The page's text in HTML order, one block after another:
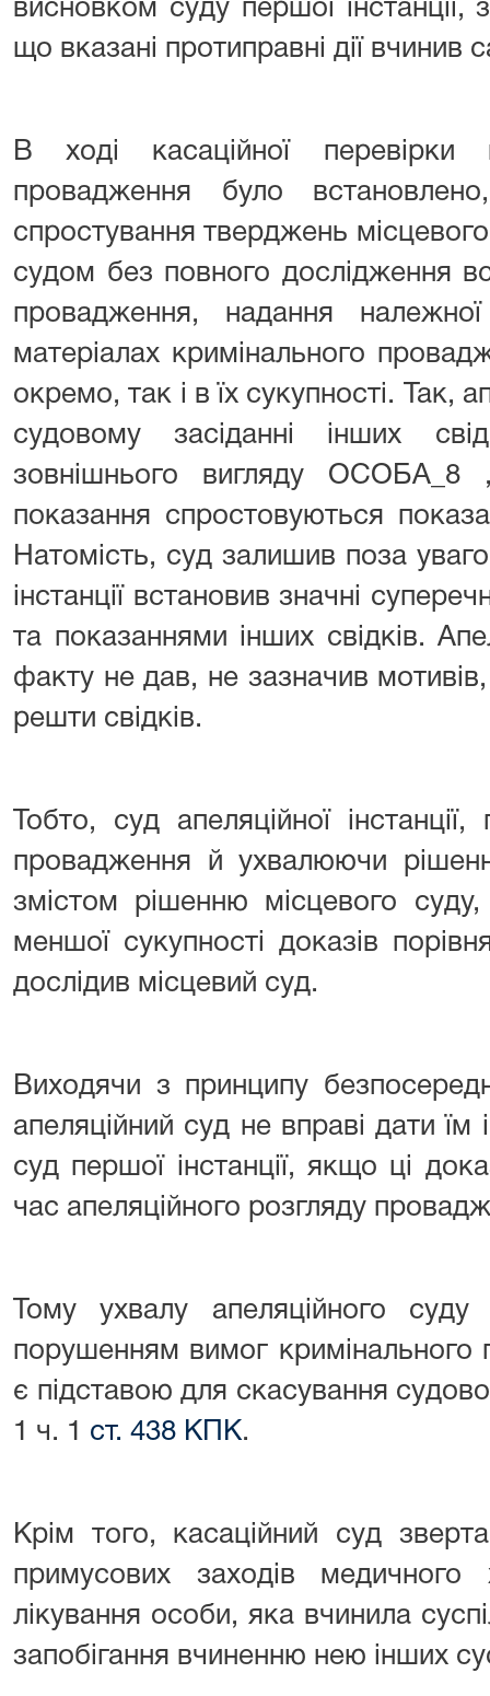
висновком суду першої
що вказані протиправні дії
В ході касаційної перевірки
провадження було
спростування тверджень
судом без повного дослідження
провадження, надання
матеріалах кримінального
окремо, так і в їх сукупності. Так,
судовому засіданні інших
зовнішнього вигляду
показання спростовуються
Натомість, суд залишив поза
інстанції встановив значні
та показаннями інших свідків.
факту не дав, не зазначив
решти свідків.
Тобто, суд апеляційної
провадження й ухвалюючи
змістом рішенню місцевого
меншої сукупності доказів
дослідив місцевий суд.
Виходячи з принципу
апеляційний суд не вправі дати їм
суд першої інстанції, якщо ці
час апеляційного розгляду
Тому ухвалу апеляційного
порушенням вимог кримінального
є підставою для скасування
1 ч. 1 ст. 438 КПК.
Крім того, касаційний суд
примусових заходів медичного
лікування особи, яка вчинила
запобігання вчиненню нею інших